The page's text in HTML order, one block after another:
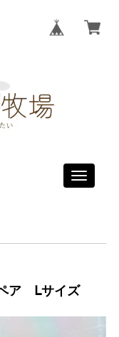
Toggle
ア Ⅼサイズ